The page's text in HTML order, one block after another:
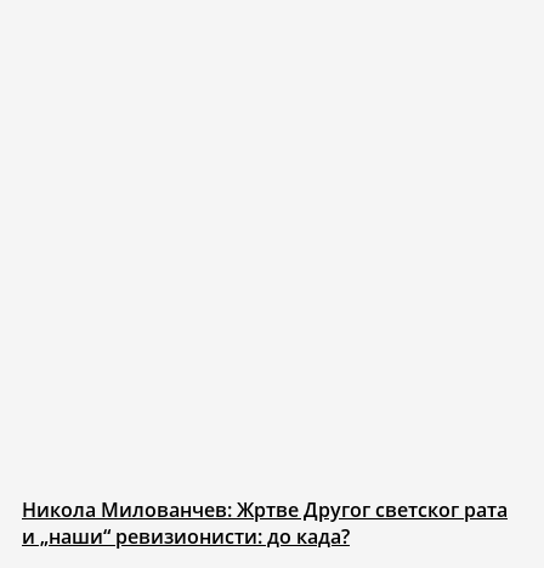
Никола Милованчев: Жртве Другог светског рата
и „наши“ ревизионисти: до када?